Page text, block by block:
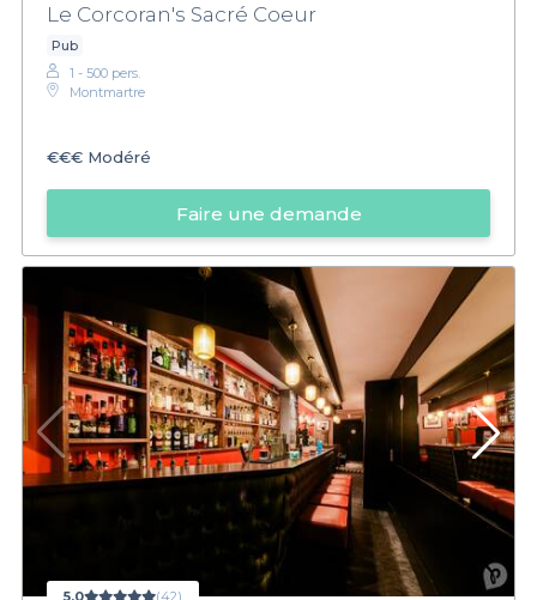
Le Corcoran's Sacré Coeur
Pub
1 - 500 pers.
Montmartre
€€€ Modéré
Faire une demande
5,0 (42)